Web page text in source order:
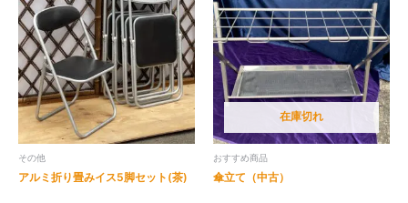
その他
アルミ折り畳みイス5脚セット(茶)
在庫切れ
おすすめ商品
傘立て（中古）